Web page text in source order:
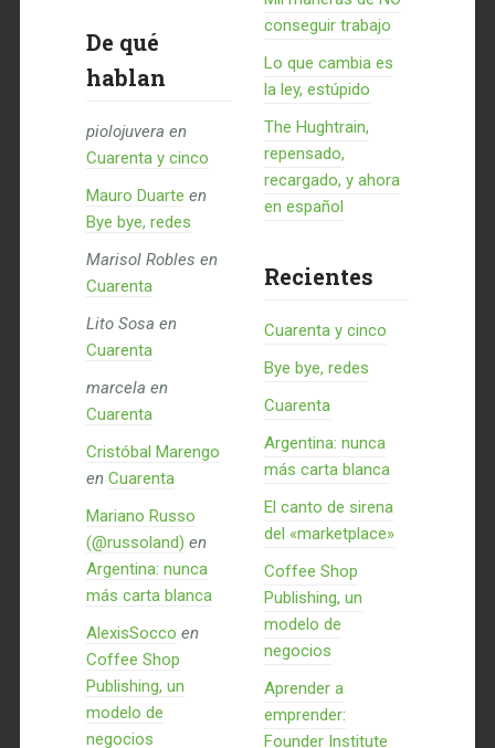
De qué
hablan
piolojuvera en
Cuarenta y cinco
Mauro Duarte en
Bye bye, redes
Marisol Robles en
Cuarenta
Lito Sosa en
Cuarenta
marcela en
Cuarenta
Cristóbal Marengo
en Cuarenta
Mariano Russo
(@russoland) en
Argentina: nunca
más carta blanca
AlexisSocco en
Coffee Shop
Publishing, un
modelo de
negocios
conseguir trabajo
Lo que cambia es
la ley, estúpido
The Hughtrain,
repensado,
recargado, y ahora
en español
Recientes
Cuarenta y cinco
Bye bye, redes
Cuarenta
Argentina: nunca
más carta blanca
El canto de sirena
del «marketplace»
Coffee Shop
Publishing, un
modelo de
negocios
Aprender a
emprender:
Founder Institute